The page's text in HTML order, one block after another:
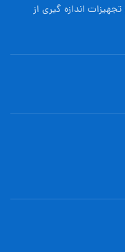
تجهيزات اندازه گیری از